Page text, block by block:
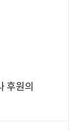
후원의